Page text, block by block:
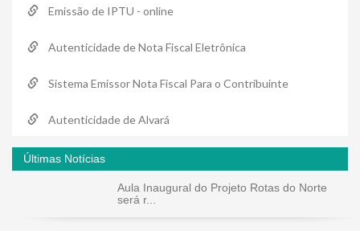
Emissão de IPTU - online
Autenticidade de Nota Fiscal Eletrônica
Sistema Emissor Nota Fiscal Para o Contribuinte
Autenticidade de Alvará
Últimas Notícias
Aula Inaugural do Projeto Rotas do Norte
será r...